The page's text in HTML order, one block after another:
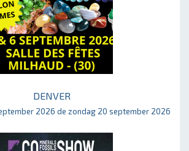
DENVER
2026 de zondag 20 september 2026